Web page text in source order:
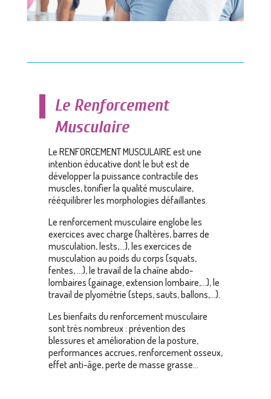
Le Renforcement
Musculaire
Le RENFORCEMENT MUSCULAIRE est une
intention éducative dont le but est de
développer la puissance contractile des
muscles, tonifier la qualité musculaire,
rééquilibrer les morphologies défaillantes.
Le renforcement musculaire englobe les
exercices avec charge (haltères, barres de
musculation, lests,…), les exercices de
musculation au poids du corps (squats,
fentes, …), le travail de la chaîne abdo-
lombaires (gainage, extension lombaire,…), le
travail de plyométrie (steps, sauts, ballons,…).
Les bienfaits du renforcement musculaire
sont très nombreux : prévention des
blessures et amélioration de la posture,
performances accrues, renforcement osseux,
effet anti-âge, perte de masse grasse…